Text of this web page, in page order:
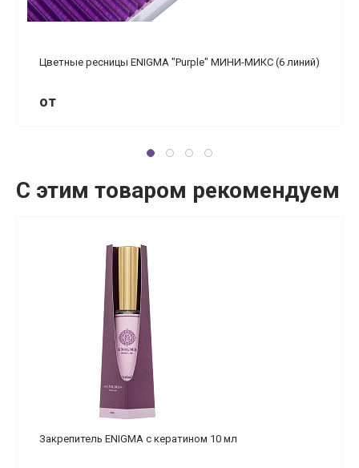
Цветные ресницы ENIGMA "Purple" МИНИ-МИКС (6 линий)
от
С этим товаром рекомендуем
Закрепитель ENIGMA с кератином 10 мл